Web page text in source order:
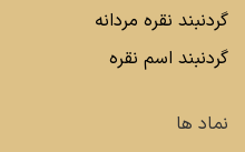
گردنبند نقره مردانه
گردنبند اسم نقره
نماد ها